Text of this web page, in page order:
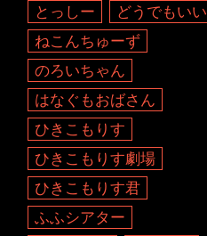
とっしー
どうでもいい
ねこんちゅーず
のろいちゃん
はなぐもおばさん
ひきこもりす
ひきこもりす劇場
ひきこもりす君
ふふシアター